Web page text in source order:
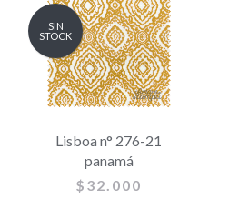
SIN
STOCK
Lisboa n° 276-21
panamá
$32.000